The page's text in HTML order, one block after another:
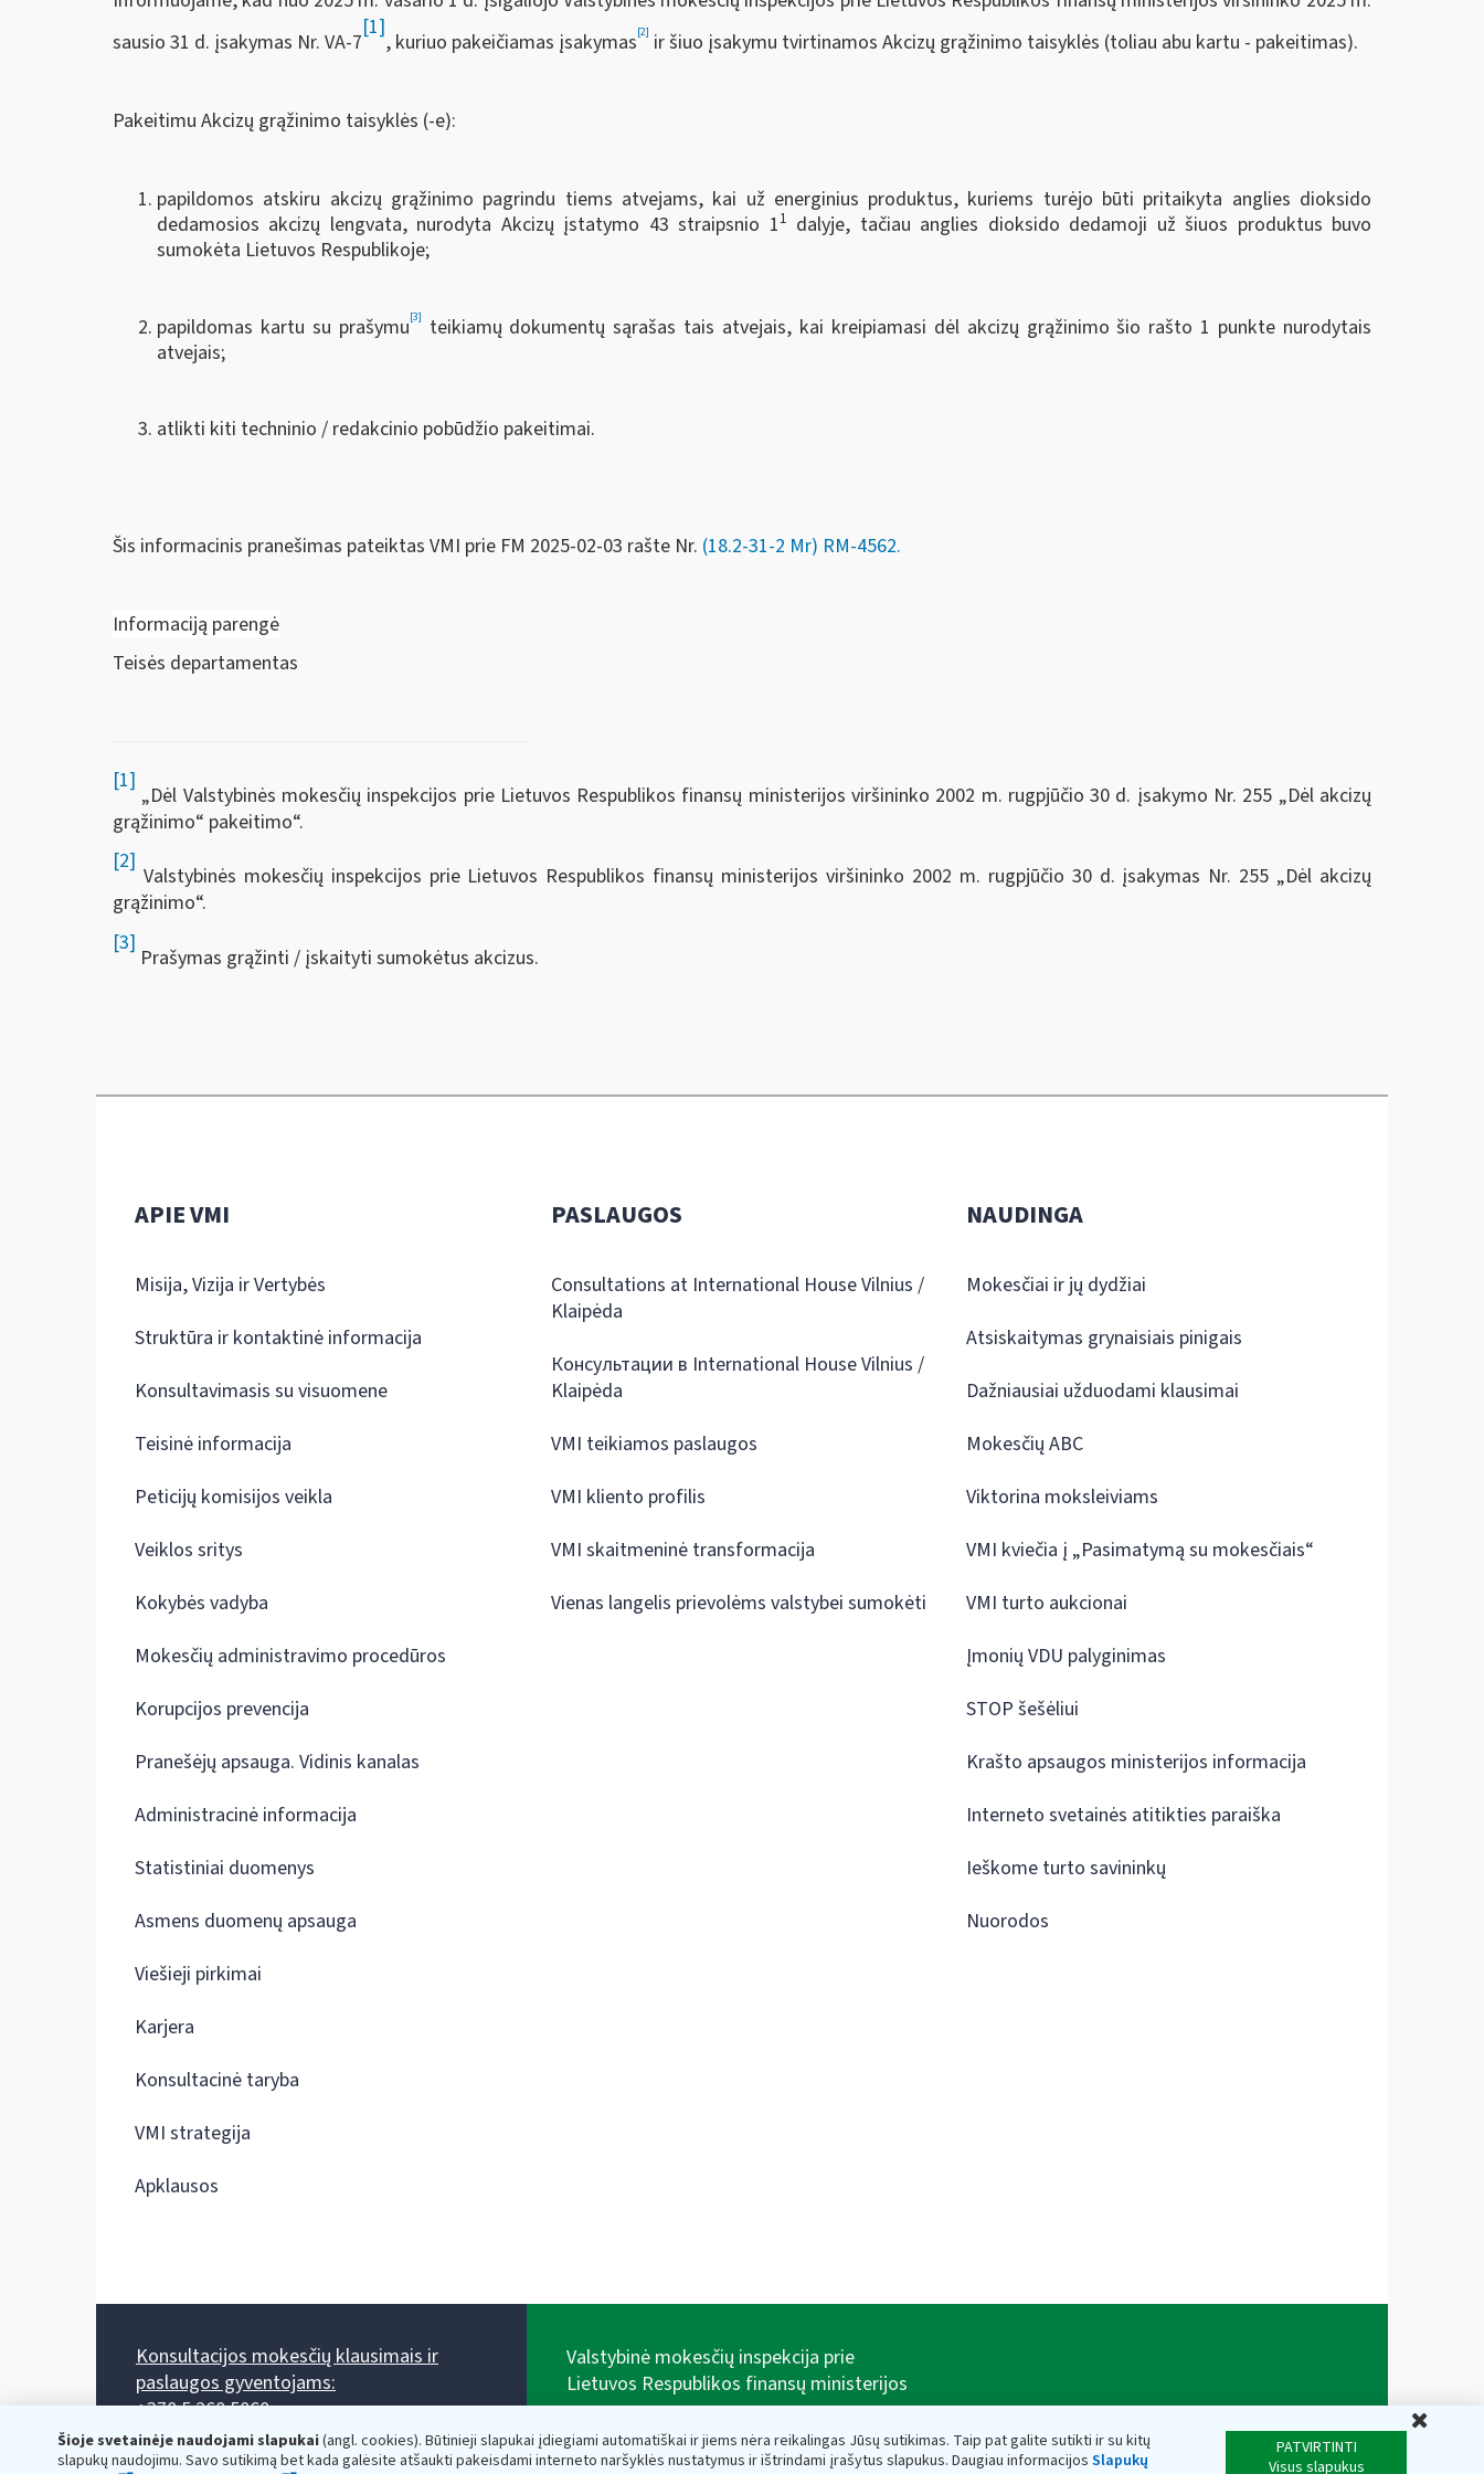
sausio 31 d. įsakymas Nr. VA-7
[1]
, kuriuo pakeičiamas įsakymas[2] ir šiuo įsakymu tvirtinamos Akcizų grąžinimo taisyklės (toliau abu kartu - pakeitimas).
Pakeitimu Akcizų grąžinimo taisyklės (-e):
papildomos atskiru akcizų grąžinimo pagrindu tiems atvejams, kai už energinius produktus, kuriems turėjo būti pritaikyta anglies dioksido
dedamosios akcizų lengvata, nurodyta Akcizų įstatymo 43 straipsnio 11 dalyje, tačiau anglies dioksido dedamoji už šiuos produktus buvo
sumokėta Lietuvos Respublikoje;
papildomas kartu su prašymu[3]
teikiamų dokumentų sąrašas tais atvejais, kai kreipiamasi dėl akcizų grąžinimo šio rašto 1 punkte nurodytais
atvejais;
atlikti kiti techninio / redakcinio pobūdžio pakeitimai.
Šis informacinis pranešimas pateiktas VMI prie FM 2025-02-03 rašte Nr. (18.2-31-2 Mr) RM-4562.
Informaciją parengė
Teisės departamentas
[1]
„Dėl Valstybinės mokesčių inspekcijos prie Lietuvos Respublikos finansų ministerijos viršininko 2002 m. rugpjūčio 30 d. įsakymo Nr. 255 „Dėl akcizų
grąžinimo“ pakeitimo“.
[2]
Valstybinės mokesčių inspekcijos prie Lietuvos Respublikos finansų ministerijos viršininko 2002 m. rugpjūčio 30 d. įsakymas Nr. 255 „Dėl akcizų
grąžinimo“.
[3]
Prašymas grąžinti / įskaityti sumokėtus akcizus.
Šioje svetainėje naudojami slapukai(angl. cookies). Būtinieji slapukai įdiegiami automatiškai ir jiems nėra reikalingas Jūsų sutikimas. Taip pat galite sutikti ir su kitų
slapukų naudojimu. Savo sutikimą bet kada galėsite atšaukti pakeisdami interneto naršyklės nustatymus ir ištrindami įrašytus slapukus. Daugiau informacijos Slapukų
PATVIRTINTI
Visus slapukus
APIE VMI
Misija, Vizija ir Vertybės
Struktūra ir kontaktinė informacija
Konsultavimasis su visuomene
Teisinė informacija
Peticijų komisijos veikla
Veiklos sritys
Kokybės vadyba
Mokesčių administravimo procedūros
Korupcijos prevencija
Pranešėjų apsauga. Vidinis kanalas
Administracinė informacija
Statistiniai duomenys
Asmens duomenų apsauga
Viešieji pirkimai
Karjera
Konsultacinė taryba
VMI strategija
Apklausos
PASLAUGOS
Consultations at International House Vilnius /
Klaipėda
Консультации в International House Vilnius /
Klaipėda
VMI teikiamos paslaugos
VMI kliento profilis
VMI skaitmeninė transformacija
Vienas langelis prievolėms valstybei sumokėti
NAUDINGA
Mokesčiai ir jų dydžiai
Atsiskaitymas grynaisiais pinigais
Dažniausiai užduodami klausimai
Mokesčių ABC
Viktorina moksleiviams
VMI kviečia į „Pasimatymą su mokesčiais“
VMI turto aukcionai
Įmonių VDU palyginimas
STOP šešėliui
Krašto apsaugos ministerijos informacija
Interneto svetainės atitikties paraiška
Ieškome turto savininkų
Nuorodos
Konsultacijos mokesčių klausimais ir
paslaugos gyventojams:
+370 5 260 5060
Darbo laikas: I-IV 8.00-17.00, V 8.00-15.45.
Prieššventinę dieną - viena valanda trumpiau.
Valstybinė mokesčių inspekcija prie
Lietuvos Respublikos finansų ministerijos
adresas: Vasario 16-osios g. 14, 01107 Vilnius, Lietuva,
el.paštas:vmi@vmi.lt, E. pristatymo dėžutės adresas